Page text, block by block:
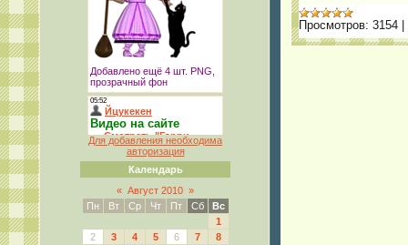
Для добавления необходима
авторизация
Календарь
« Август 2010 »
Пн
Вт Ср Чт Пт Сб
Вс
1
2
3 4 5 6 7
8
Просмотров: 3154